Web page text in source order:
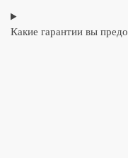
Какие гарантии вы